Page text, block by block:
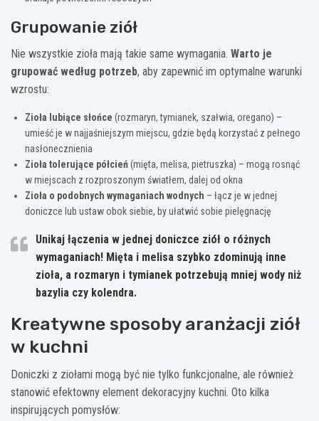
Grupowanie ziół
Nie wszystkie zioła mają takie same wymagania. Warto je
grupować według potrzeb, aby zapewnić im optymalne warunki
wzrostu:
Zioła lubiące słońce (rozmaryn, tymianek, szałwia, oregano) –
umieść je w najjaśniejszym miejscu, gdzie będą korzystać z pełnego
nasłonecznienia
Zioła tolerujące półcień(mięta, melisa, pietruszka) – mogą rosnąć
w miejscach z rozproszonym światłem, dalej od okna
Zioła o podobnych wymaganiach wodnych – łącz je w jednej
doniczce lub ustaw obok siebie, by ułatwić sobie pielęgnację
Unikaj łączenia w jednej doniczce ziół o różnych
wymaganiach! Mięta i melisa szybko zdominują inne
zioła, a rozmaryn i tymianek potrzebują mniej wody niż
bazylia czy kolendra.
Kreatywne sposoby aranżacji ziół
w kuchni
Doniczki z ziołami mogą być nie tylko funkcjonalne, ale również
stanowić efektowny element dekoracyjny kuchni. Oto kilka
inspirujących pomysłów: